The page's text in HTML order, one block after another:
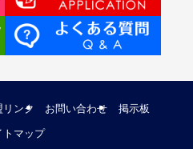
リンク お問い合わせ 掲示板
トマップ